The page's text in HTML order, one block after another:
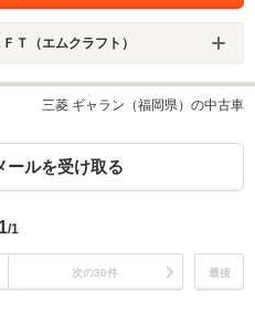
Ｔ（エムクラフト）
三菱 ギャラン（福岡県）の中古車
ールを受け取る
1/1
次の30件 最後